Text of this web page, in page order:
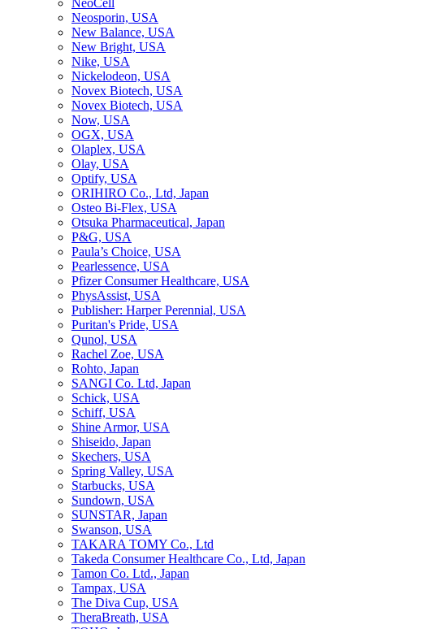
NeoCell
Neosporin, USA
New Balance, USA
New Bright, USA
Nike, USA
Niсkelodeon, USA
Novex Biotech, USA
Novex Biotech, USA
Now, USA
OGX, USA
Olaplex, USA
Olay, USA
Optify, USA
ORIHIRO Co., Ltd, Japan
Osteo Bi-Flex, USA
Otsuka Pharmaceutical, Japan
P&G, USA
Paula’s Choice, USA
Pearlessence, USA
Pfizer Consumer Healthcare, USA
PhysAssist, USA
Publisher: Harper Perennial, USA
Puritan's Pride, USA
Qunol, USA
Rachel Zoe, USA
Rohto, Japan
SANGI Co. Ltd, Japan
Schick, USA
Schiff, USA
Shine Armor, USA
Shiseido, Japan
Skechers, USA
Spring Valley, USA
Starbucks, USA
Sundown, USA
SUNSTAR, Japan
Swanson, USA
TAKARA TOMY Co., Ltd
Takeda Consumer Healthcare Co., Ltd, Japan
Tamon Co. Ltd., Japan
Tampax, USA
The Diva Cup, USA
TheraBreath, USA